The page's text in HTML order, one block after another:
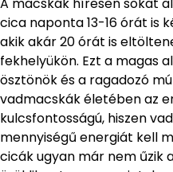
A macskák híresen sokat
cica naponta 13-16 órát is
akik akár 20 órát is
fekhelyükön. Ezt a magas
ösztönök és a ragadozó
vadmacskák életében az
kulcsfontosságú, hiszen
mennyiségű energiát kell
cicák ugyan már nem űzik